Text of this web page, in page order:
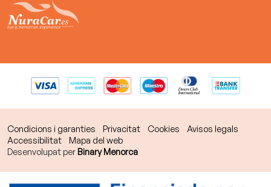
Condicions i garanties Privacitat Cookies
Avisos legals
Accessibilitat
Mapa del web
Desenvolupat per Binary Menorca